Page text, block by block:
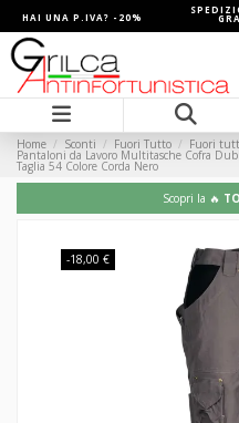
HAI UNA P.IVA? -20%
Home Sconti Fuori Tutto Fuori
Pantaloni da Lavoro Multitasche Cofra
Taglia 54 Colore Corda Nero
Scopri la 🔥
-18,00 €